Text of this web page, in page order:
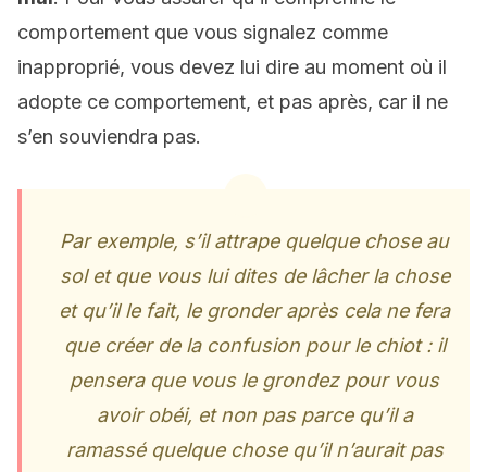
comportement que vous signalez comme
inapproprié, vous devez lui dire au moment où il
adopte ce comportement, et pas après, car il ne
s’en souviendra pas.
Par exemple, s’il attrape quelque chose au
sol et que vous lui dites de lâcher la chose
et qu’il le fait, le gronder après cela ne fera
que créer de la confusion pour le chiot : il
pensera que vous le grondez pour vous
avoir obéi, et non pas parce qu’il a
ramassé quelque chose qu’il n’aurait pas